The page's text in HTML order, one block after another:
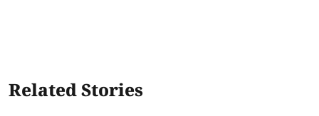
Related Stories